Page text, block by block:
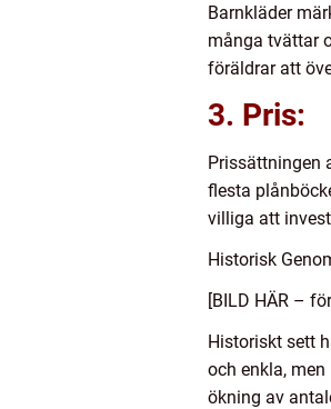
Barnkläder
många tvättar
föräldrar att
3. Pris:
Prissättningen
flesta
villiga att
Historisk
[BILD HÄR –
Historiskt sett
och enkla,
ökning av